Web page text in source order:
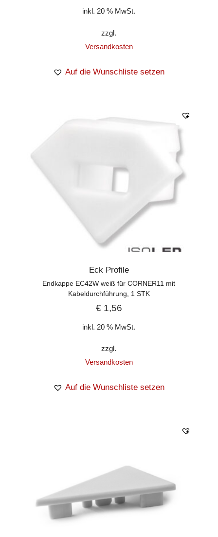
inkl. 20 % MwSt.
zzgl.
Versandkosten
Auf die Wunschliste setzen
Eck Profile
Endkappe EC42W weiß für CORNER11 mit
Kabeldurchführung, 1 STK
€1,56
inkl. 20 % MwSt.
zzgl.
Versandkosten
Auf die Wunschliste setzen